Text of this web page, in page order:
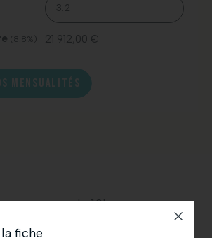
(8.8%) 21 912,00 €
MENSUALITÉS
un rayon de 10km
fiche